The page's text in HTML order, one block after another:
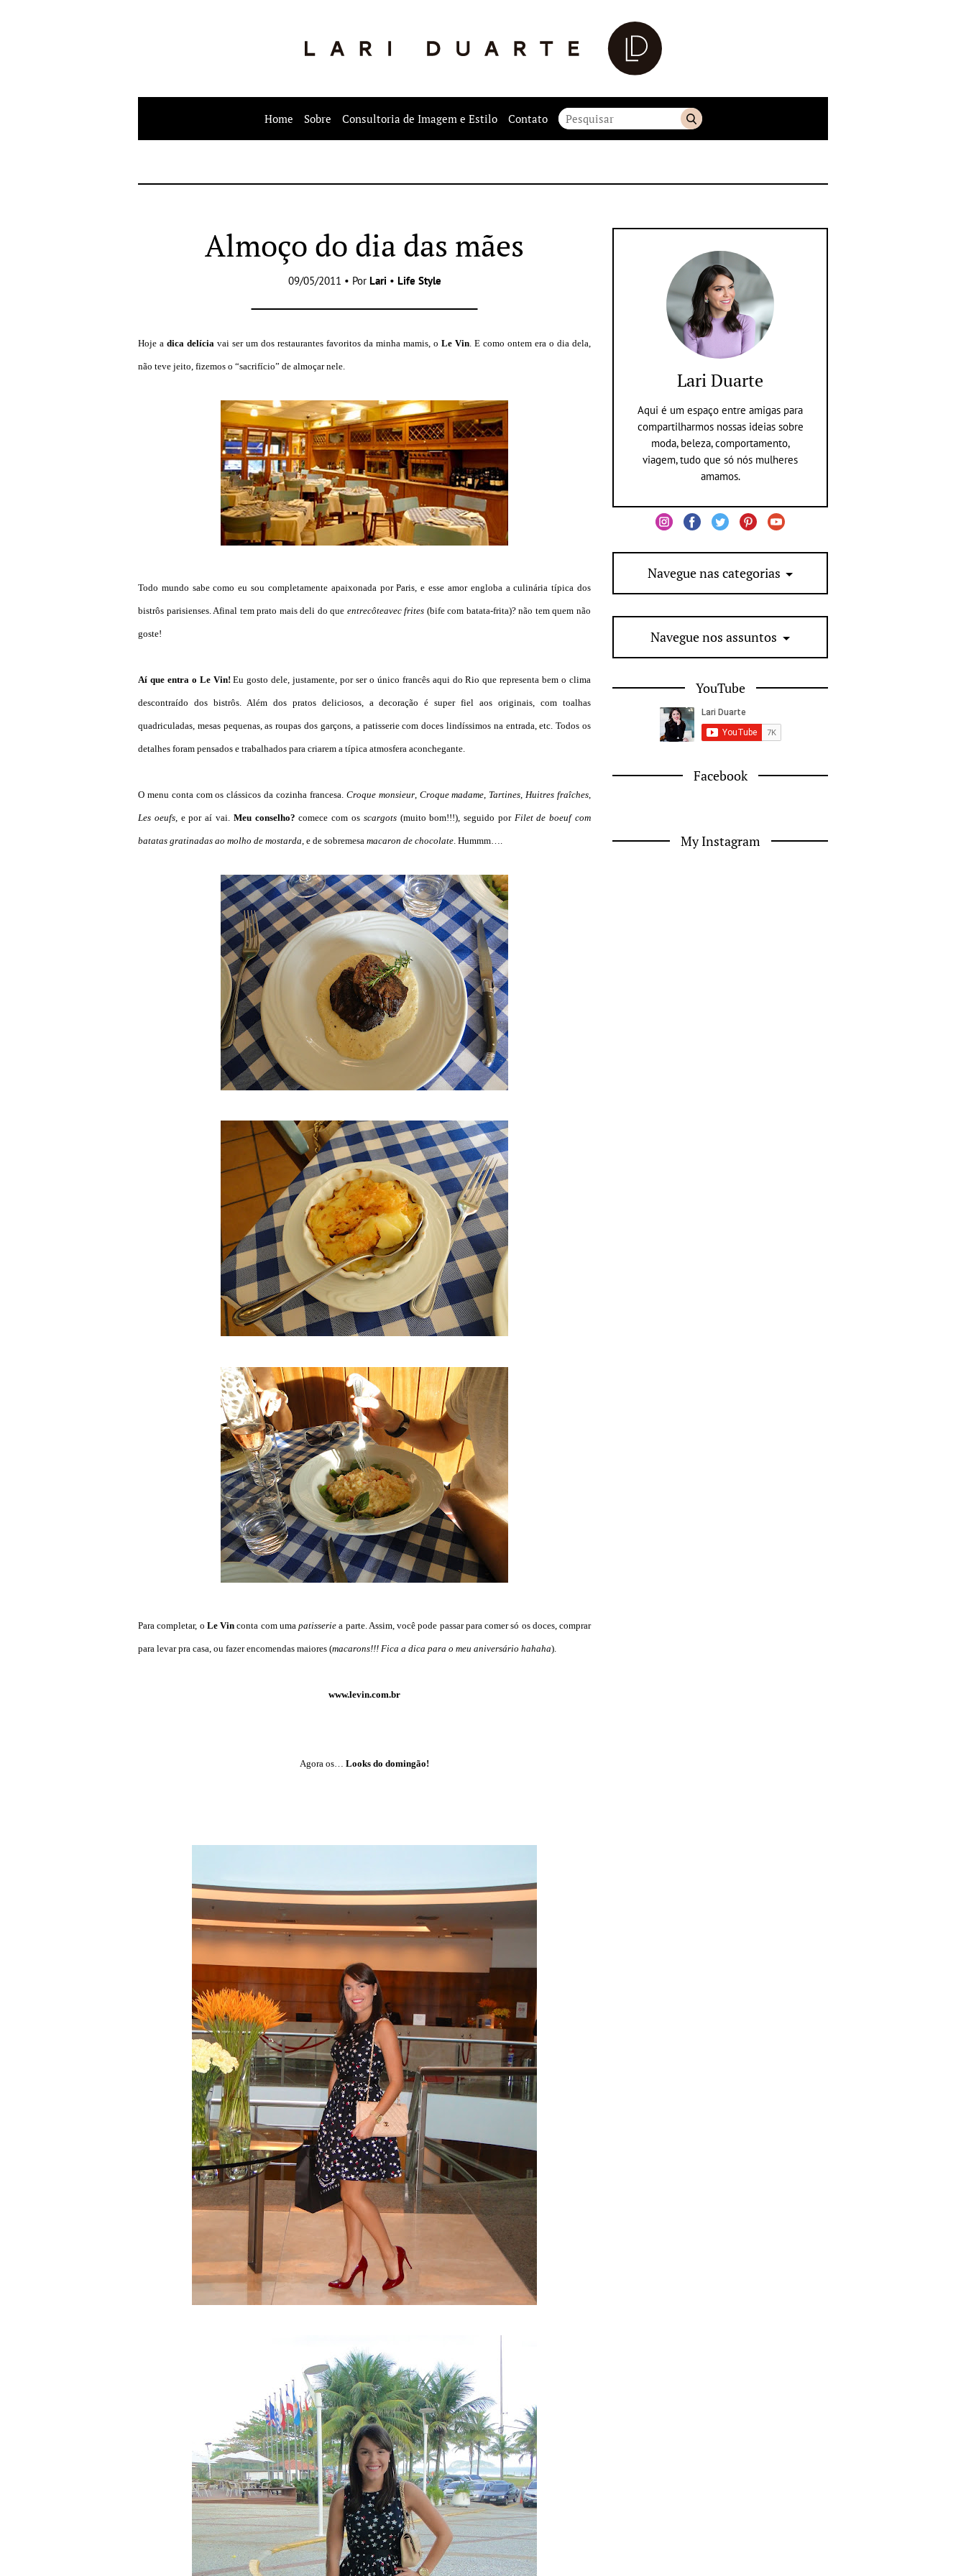
Home Sobre Consultoria de Imagem e Estilo Contato
Almoço do dia das mães
09/05/2011 • Por Lari • Life Style
Hoje a dica delícia vai ser um dos restaurantes favoritos da minha mamis, o Le Vin. E como ontem era o dia dela,
não teve jeito, fizemos o “sacrifício” de almoçar nele.
Todo mundo sabe como eu sou completamente apaixonada por Paris, e esse amor engloba a culinária típica dos
bistrôs parisienses. Afinal tem prato mais deli do que entrecôteavec frites (bife com batata-frita)?não tem quem não
goste!
Aí que entra o Le Vin! Eu gosto dele, justamente, por ser o único francês aqui do Rio que representa bem o clima
descontraído dos bistrôs. Além dos pratos deliciosos, a decoração é super fiel aos originais, com toalhas
quadriculadas, mesas pequenas, as roupas dos garçons, a patisserie com doces lindíssimos na entrada, etc. Todos os
detalhes foram pensados e trabalhados para criarem a típica atmosfera aconchegante.
O menu conta com os clássicos da cozinha francesa. Croque monsieur, Croque madame, Tartines,Huitres fraîches,
Les oeufs, e por aí vai. Meu conselho? comece com os scargots(muito bom!!!), seguido por Filet de boeuf com
batatas gratinadas ao molho de mostarda, e de sobremesa macaron de chocolate. Hummm….
Para completar, o Le Vin conta com uma patisserie a parte. Assim, você pode passar para comer só os doces, comprar
para levar pra casa, ou fazer encomendas maiores (macarons!!! Fica a dica para o meu aniversário hahaha).
www.levin.com.br
Agora os… Looks do domingão!
Lari Duarte
Aqui é um espaço entre amigas para
compartilharmos nossas ideias sobre
moda, beleza, comportamento,
viagem, tudo que só nós mulheres
amamos.
Navegue nas categorias
Navegue nos assuntos
YouTube
Facebook
My Instagram